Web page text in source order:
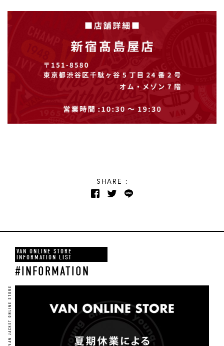
SHARE :
VAN ONLINE STORE
INFORMATION LIST
#INFORMATION
VAN JACKET ONLINE STORE